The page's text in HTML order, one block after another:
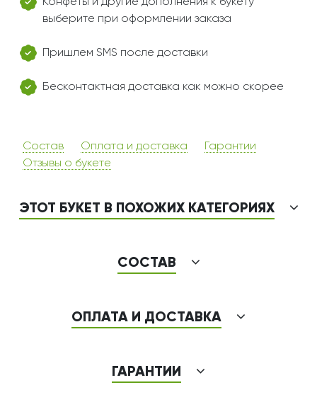
выберите при оформлении заказа
Пришлем SMS после доставки
Бесконтактная доставка как можно скорее
Состав Оплата и доставка
Гарантии
Отзывы о букете
ЭТОТ БУКЕТ В ПОХОЖИХ КАТЕГОРИЯХ
СОСТАВ
ОПЛАТА И ДОСТАВКА
ГАРАНТИИ